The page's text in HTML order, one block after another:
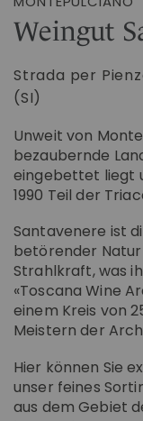
Weingut
Strada per
(SI)
Unweit von
bezaubernde
eingebettet liegt
1990 Teil der
Santavenere ist
betörender
Strahlkraft, was
«Toscana Wine
einem Kreis von
Meistern der
Hier können Sie
unser feines
aus dem Gebiet